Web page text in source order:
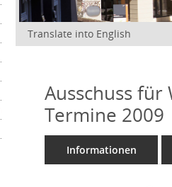
Translate into English
Ausschuss für
Termine 2009
Informationen